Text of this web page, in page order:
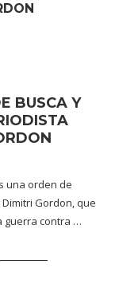
BUSCA Y
una orden de
Gordon, que
guerra contra …